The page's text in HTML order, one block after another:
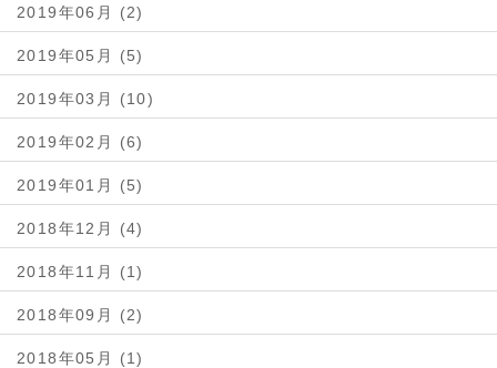
2019年06月 (2)
2019年05月 (5)
2019年03月 (10)
2019年02月 (6)
2019年01月 (5)
2018年12月 (4)
2018年11月 (1)
2018年09月 (2)
2018年05月 (1)